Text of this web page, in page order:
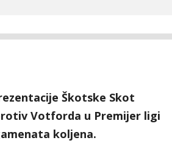
Škotske Skot
Votforda u Premijer ligi
koljena.